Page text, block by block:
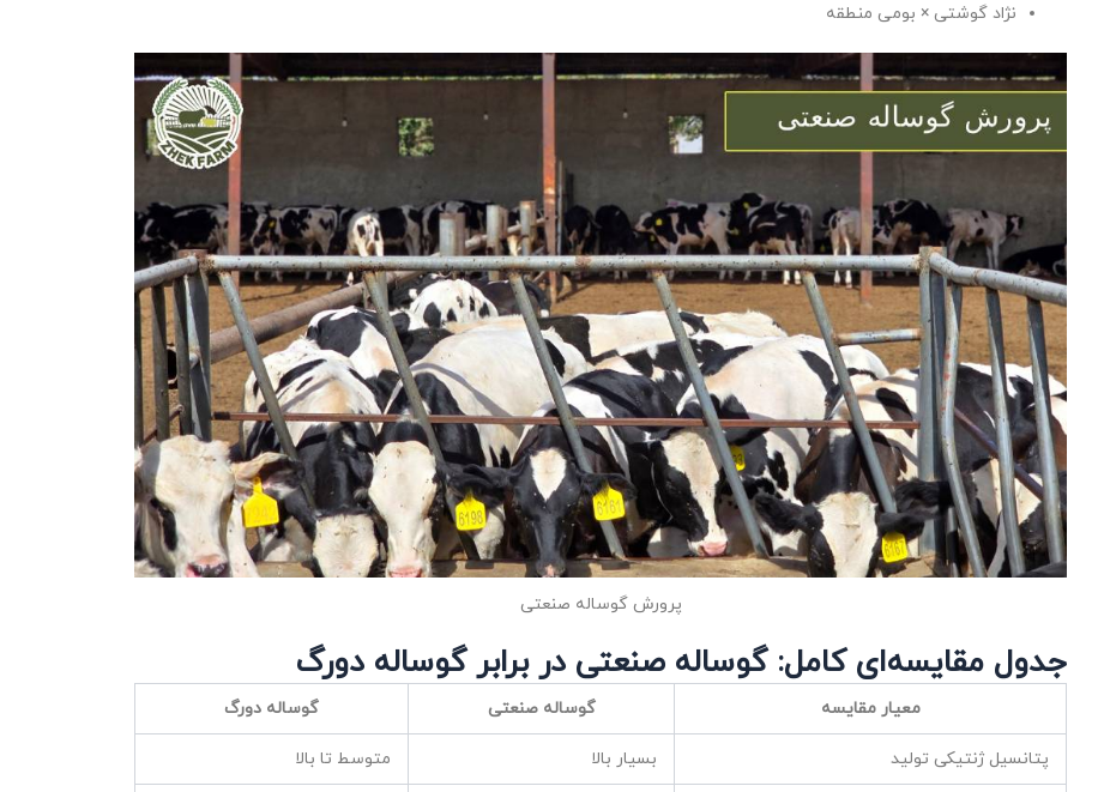
نژاد گوشتی × بومی منطقه
پرورش گوساله صنعتی
جدول مقایسه‌ای کامل: گوساله صنعتی در برابر گوساله دورگ
معیار مقایسه گوساله صنعتی گوساله دورگ
پتانسیل ژنتیکی تولید بسیار بالا متوسط تا بالا